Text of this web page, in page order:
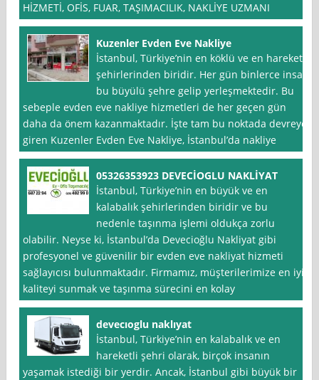
HİZMETİ, OFİS, FUAR, TAŞIMACILIK, NAKLİYE UZMANI
Kuzenler Evden Eve Nakliye
İstanbul, Türkiye’nin en köklü ve en hareketli
şehirlerinden biridir. Her gün binlerce insan
bu büyülü şehre gelip yerleşmektedir. Bu
sebeple evden eve nakliye hizmetleri de her geçen gün
daha da önem kazanmaktadır. İşte tam bu noktada devreye
giren Kuzenler Evden Eve Nakliye, İstanbul’da nakliye
05326353923 DEVECİOGLU NAKLİYAT
İstanbul, Türkiye’nin en büyük ve en
kalabalık şehirlerinden biridir ve bu
nedenle taşınma işlemi oldukça zorlu
olabilir. Neyse ki, İstanbul’da Devecioğlu Nakliyat gibi
profesyonel ve güvenilir bir evden eve nakliyat hizmeti
sağlayıcısı bulunmaktadır. Firmamız, müşterilerimize en iyi
kaliteyi sunmak ve taşınma sürecini en kolay
devecıoglu naklıyat
İstanbul, Türkiye’nin en kalabalık ve en
hareketli şehri olarak, birçok insanın
yaşamak istediği bir yerdir. Ancak, İstanbul gibi büyük bir